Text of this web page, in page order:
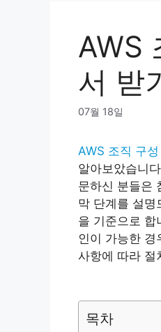
AWS
서 받
07월 18일
AWS 조직 구
알아보았습니
문하신 분들은
막 단계를 설명
을 기준으로 합
인이 가능한
사항에 따라 절
목차